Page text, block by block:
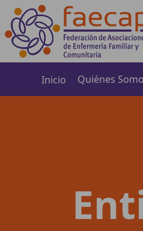
Inicio Quiénes